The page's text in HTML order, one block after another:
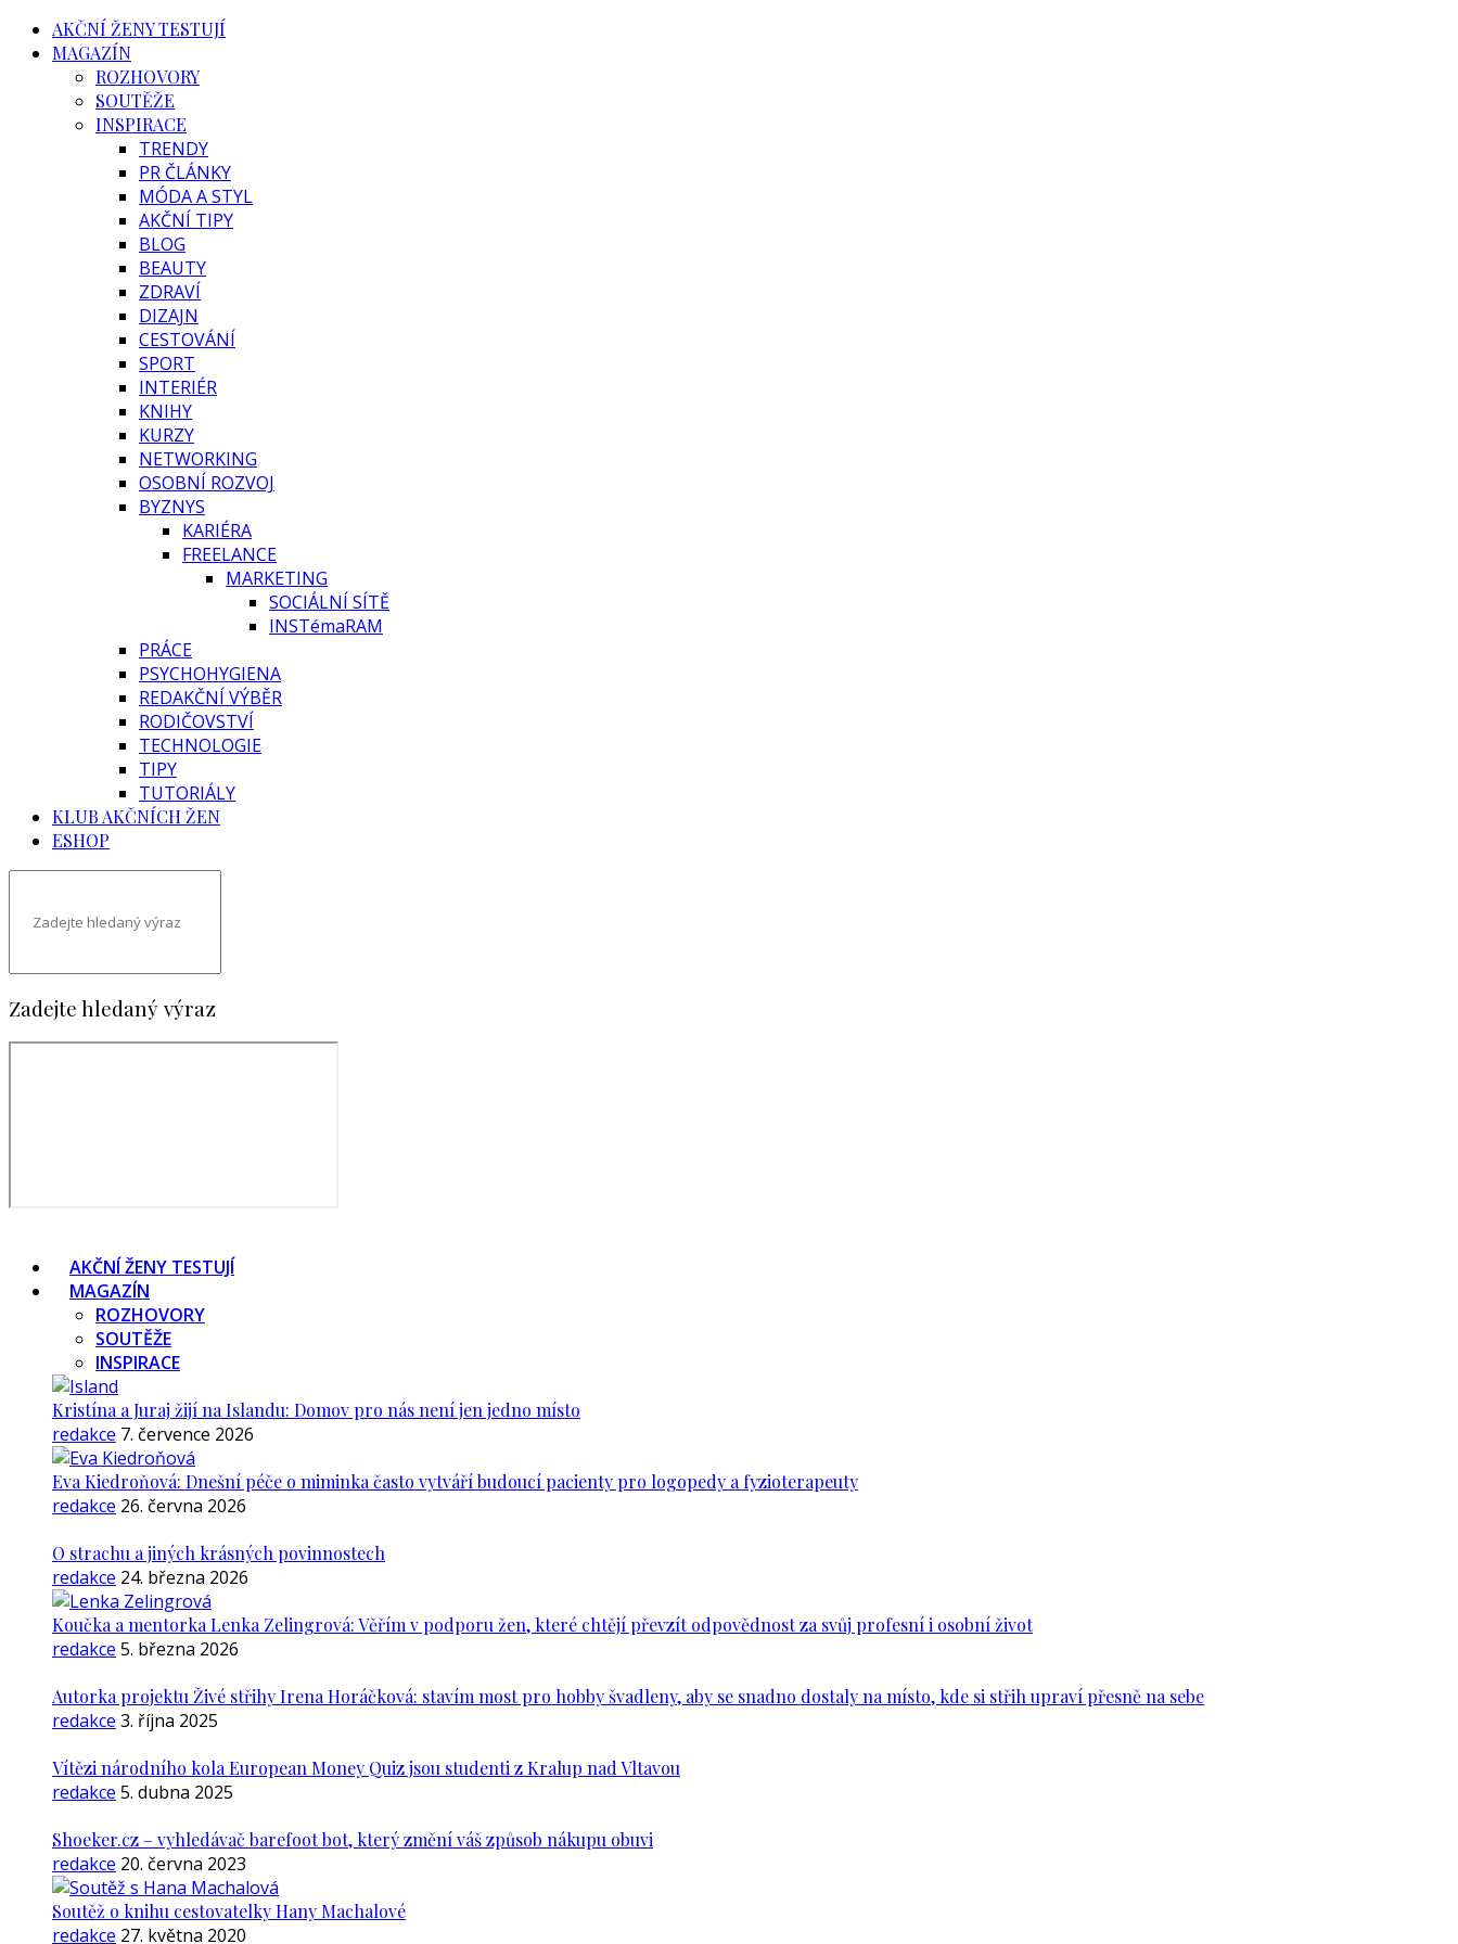
AKČNÍ ŽENY TESTUJÍ
MAGAZÍN
ROZHOVORY
SOUTĚŽE
INSPIRACE
TRENDY
PR ČLÁNKY
MÓDA A STYL
AKČNÍ TIPY
BLOG
BEAUTY
ZDRAVÍ
DIZAJN
CESTOVÁNÍ
SPORT
INTERIÉR
KNIHY
KURZY
NETWORKING
OSOBNÍ ROZVOJ
BYZNYS
KARIÉRA
FREELANCE
MARKETING
SOCIÁLNÍ SÍTĚ
INSTémaRAM
PRÁCE
PSYCHOHYGIENA
REDAKČNÍ VÝBĚR
RODIČOVSTVÍ
TECHNOLOGIE
TIPY
TUTORIÁLY
KLUB AKČNÍCH ŽEN
ESHOP
Zadejte hledaný výraz
AKČNÍ ŽENY TESTUJÍ
MAGAZÍN
ROZHOVORY
SOUTĚŽE
INSPIRACE
Kristína a Juraj žijí na Islandu: Domov pro nás není jen jedno místo
redakce 7. července 2026
Eva Kiedroňová: Dnešní péče o miminka často vytváří budoucí pacienty pro logopedy a fyzioterapeuty
redakce 26. června 2026
O strachu a jiných krásných povinnostech
redakce 24. března 2026
Koučka a mentorka Lenka Zelingrová: Věřím v podporu žen, které chtějí převzít odpovědnost za svůj profesní i osobní život
redakce 5. března 2026
Autorka projektu Živé střihy Irena Horáčková: stavím most pro hobby švadleny, aby se snadno dostaly na místo, kde si střih upraví přesně na sebe
redakce 3. října 2025
Vítězi národního kola European Money Quiz jsou studenti z Kralup nad Vltavou
redakce 5. dubna 2025
Shoeker.cz – vyhledávač barefoot bot, který změní váš způsob nákupu obuvi
redakce 20. června 2023
Soutěž o knihu cestovatelky Hany Machalové
redakce 27. května 2020